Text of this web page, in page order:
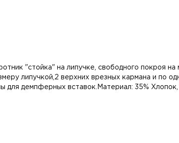
"стойка" на липучке, свободного покроя на
липучкой,2 верхних врезных кармана и по
для демпферных вставок.Материал: 35%